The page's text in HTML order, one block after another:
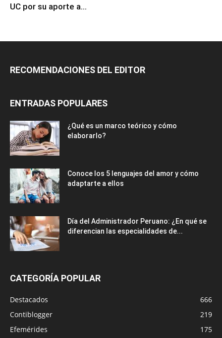
UC por su aporte a...
RECOMENDACIONES DEL EDITOR
ENTRADAS POPULARES
¿Qué es un marco teórico y cómo
elaborarlo?
Conoce los 5 lenguajes del amor y cómo
adaptarte a ellos
Día del Administrador Peruano: ¿En qué se
diferencian las especialidades de...
CATEGORÍA POPULAR
Destacados
666
Contiblogger
219
Efemérides
175